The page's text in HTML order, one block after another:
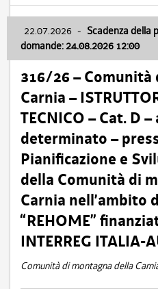
22.07.2026 - Scadenza della
domande: 24.08.2026 12:00
316/26 –
Carnia –
TECNICO – Cat. D
determinato –
Pianificazione e
della Comunità di
Carnia nell’ambito
“REHOME”
INTERREG ITALIA-
Comunità di montagna della